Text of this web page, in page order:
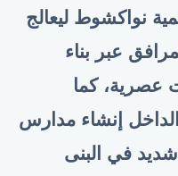
نواكشوط ليعالج
عبر بناء
كما
إنشاء مدارس
في البنى